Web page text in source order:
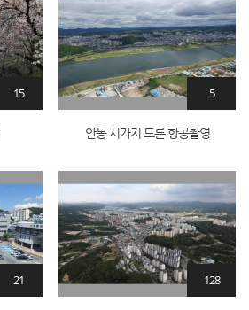
15
안동 시가지 드론 항공촬영
5
21 128